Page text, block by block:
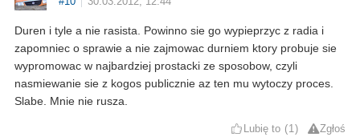
Duren i tyle a nie rasista. Powinno sie go wypieprzyc z radia i
zapomniec o sprawie a nie zajmowac durniem ktory probuje sie
wypromowac w najbardziej prostacki ze sposobow, czyli
nasmiewanie sie z kogos publicznie az ten mu wytoczy proces.
Slabe. Mnie nie rusza.
Lubię to 1 Zgłoś